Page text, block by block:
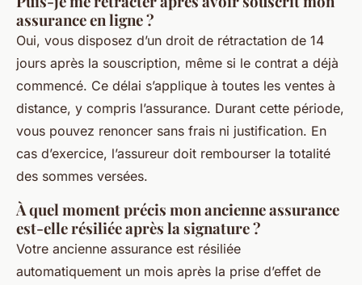
assurance en ligne ?
Oui, vous disposez d’un droit de rétractation de 14
jours après la souscription, même si le contrat a déjà
commencé. Ce délai s’applique à toutes les ventes à
distance, y compris l’assurance. Durant cette période,
vous pouvez renoncer sans frais ni justification. En
cas d’exercice, l’assureur doit rembourser la totalité
des sommes versées.
À quel moment précis mon ancienne assurance
est-elle résiliée après la signature ?
Votre ancienne assurance est résiliée
automatiquement un mois après la prise d’effet de